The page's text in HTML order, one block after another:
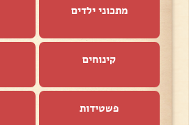
מתכוני ילדים
קינוחים
פשטידות